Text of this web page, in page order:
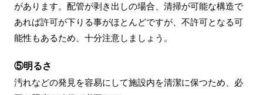
があります。配管が剥き出しの場合、清掃が可能な構造で
あれば許可が下りる事がほとんどですが、不許可となる可
能性もあるため、十分注意しましょう。
⑤明るさ
汚れなどの発見を容易にして施設内を清潔に保つため、必